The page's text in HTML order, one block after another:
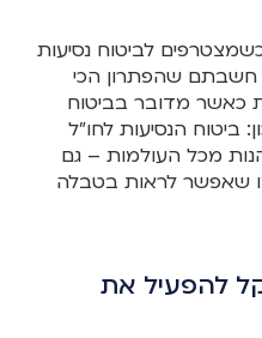
לביטוח נסיעות
חשבתם שהפתרון הכי
כאשר מדובר בביטוח
ביטוח הנסיעות לחו”ל
מכל העולמות – גם
שאפשר לראות בטבלה
להפעיל את